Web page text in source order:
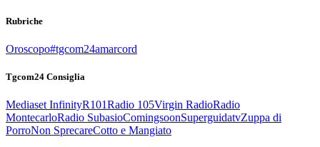
Rubriche
Oroscopo#tgcom24amarcord
Tgcom24 Consiglia
Mediaset InfinityR101Radio 105Virgin RadioRadio
MontecarloRadio SubasioComingsoonSuperguidatvZuppa di
PorroNon SprecareCotto e Mangiato